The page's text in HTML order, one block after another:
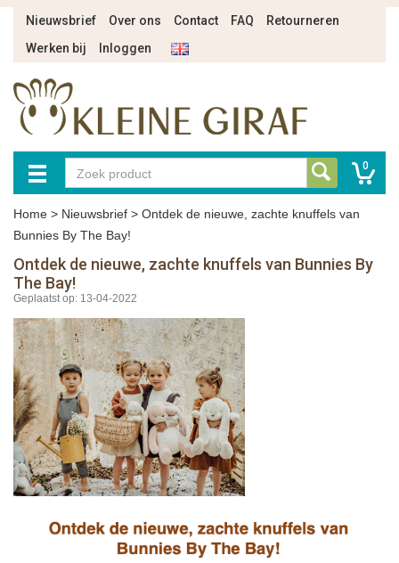
Nieuwsbrief Over ons Contact FAQ
Retourneren
Werken bij
Inloggen
0
Home > Nieuwsbrief > Ontdek de nieuwe, zachte knuffels van
Bunnies By The Bay!
Ontdek de nieuwe, zachte knuffels van Bunnies By
The Bay!
Geplaatst op: 13-04-2022